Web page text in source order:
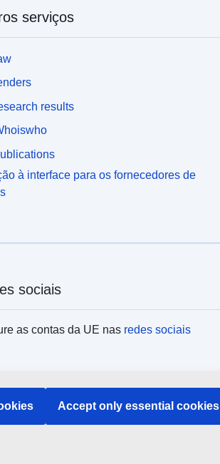
serviços
results
à interface para os fornecedores de
sociais
as contas da UE nas redes sociais
todas as instituições e órgãos da UE
Accept only essential cookies